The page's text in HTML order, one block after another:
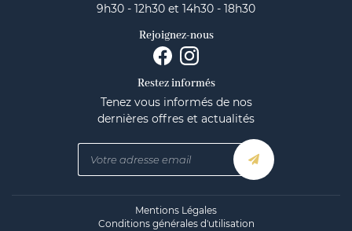
9h30 - 12h30 et 14h30 - 18h30
Rejoignez-nous
Restez informés
Tenez vous informés de nos
dernières offres et actualités
Mentions Légales
Conditions générales d'utilisation